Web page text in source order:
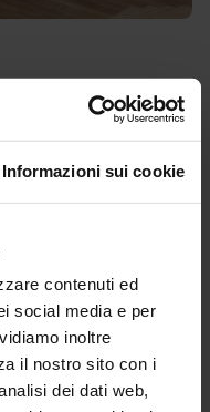
Informazioni sui cookie
contenuti ed
social media e per
inoltre
il nostro sito con i
dei dati web,